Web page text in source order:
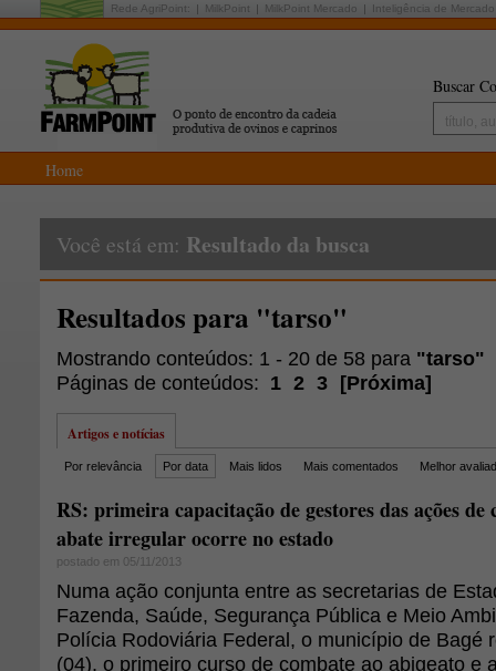
Rede AgriPoint: MilkPoint MilkPoint Mercado Inteligência de Mercado
Buscar
Home
Você está em: Resultado da busca
Resultados para "tarso"
Mostrando conteúdos: 1 - 20 de 58 para "tarso"
Páginas de conteúdos: 1 2 3 [Próxima]
Artigos e notícias
Por relevância Por data Mais lidos Mais comentados Melhor
RS: primeira capacitação de gestores das ações de
abate irregular ocorre no estado
postado em 05/11/2013
Numa ação conjunta entre as secretarias de
Fazenda, Saúde, Segurança Pública e Meio
Polícia Rodoviária Federal, o município de Bagé
(04), o primeiro curso de combate ao abigeato e